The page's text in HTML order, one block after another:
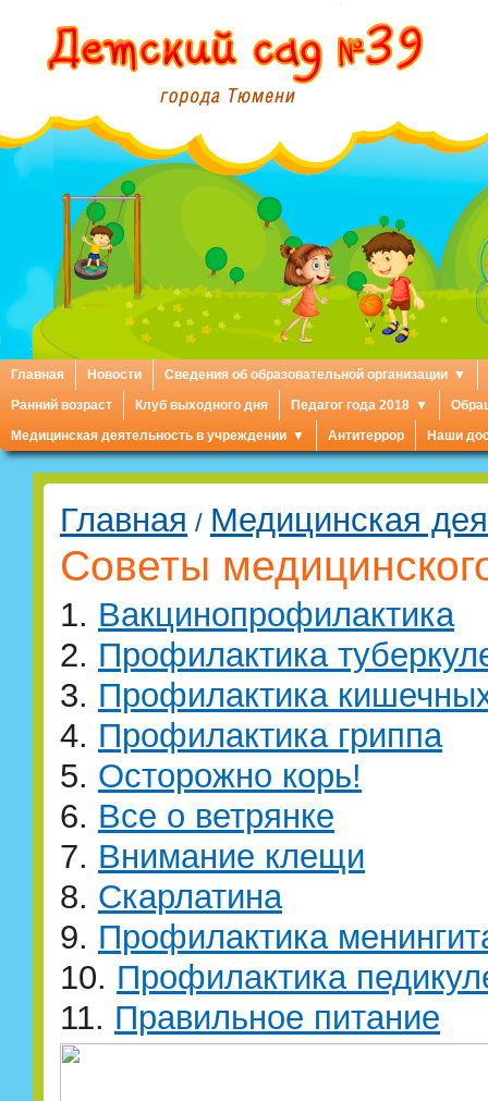
Главная Новости
Сведения об образовательной организации
Ранний возраст
Клуб выходного дня Педагог года 2018
Медицинская деятельность в учреждении
Антитеррор Наши
Главная / Медицинская
Советы
1. Вакцинопрофилактика
2. Профилактика
3. Профилактика
4. Профилактика гриппа
5. Осторожно корь!
6. Все о ветрянке
7. Внимание клещи
8. Скарлатина
9. Профилактика
10. Профилактика
11. Правильное питание